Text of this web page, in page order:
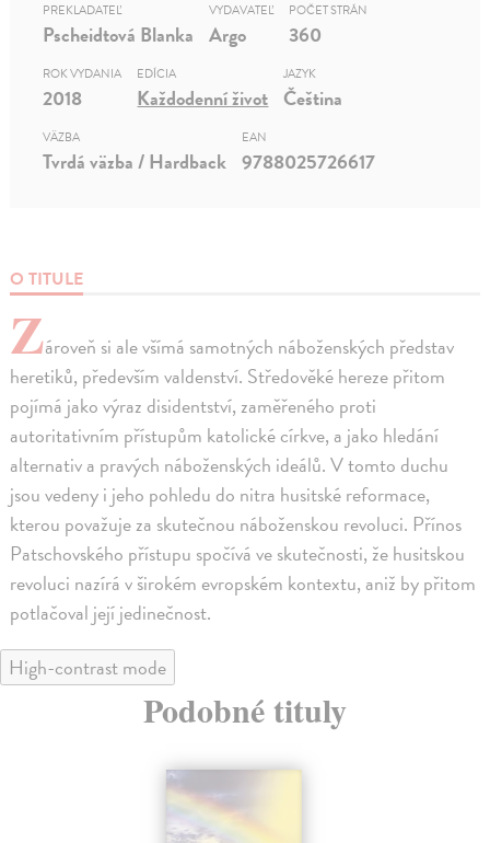
O TITULE
Zároveň si ale všímá samotných náboženských představ
heretiků, především valdenství. Středověké hereze přitom
pojímá jako výraz disidentství, zaměřeného proti
autoritativním přístupům katolické církve, a jako hledání
alternativ a pravých náboženských ideálů. V tomto duchu
jsou vedeny i jeho pohledu do nitra husitské reformace,
kterou považuje za skutečnou náboženskou revoluci. Přínos
Patschovského přístupu spočívá ve skutečnosti, že husitskou
revoluci nazírá v širokém evropském kontextu, aniž by přitom
potlačoval její jedinečnost.
PREKLADATEĽ
Pscheidtová Blanka
VYDAVATEĽ
Argo
POČET STRÁN
360
ROK VYDANIA
2018
EDÍCIA
Každodenní život
JAZYK
Čeština
VÄZBA
Tvrdá väzba / Hardback
EAN
9788025726617
High-contrast mode
Podobné tituly